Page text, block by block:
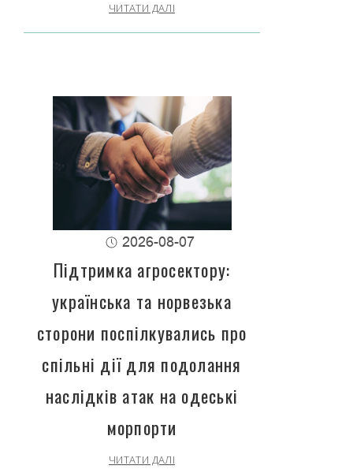
ЧИТАТИ ДАЛІ
2026-08-07
Підтримка агросектору:
українська та норвезька
сторони поспілкувались про
спільні дії для подолання
наслідків атак на одеські
морпорти
ЧИТАТИ ДАЛІ